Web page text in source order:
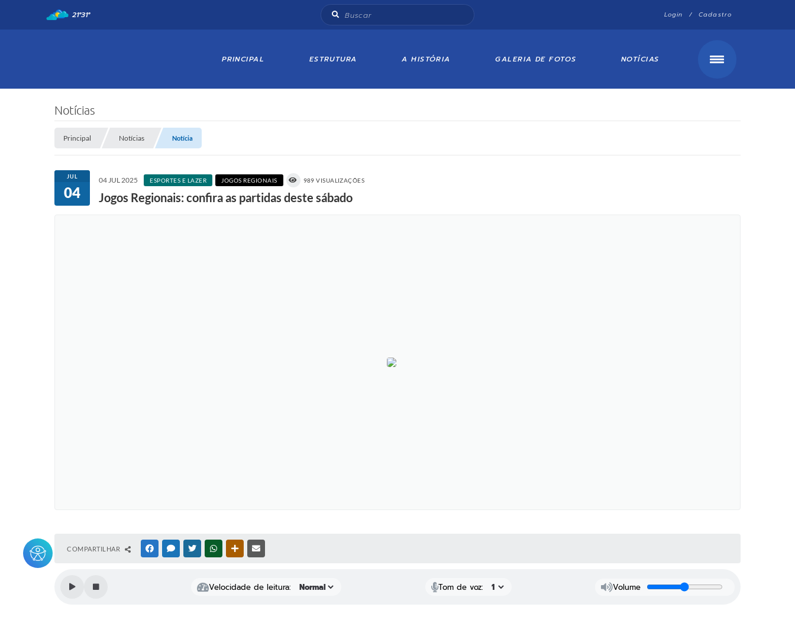
Login / Cadastro
21°31°
PRINCIPAL ESTRUTURA A HISTÓRIA GALERIA DE FOTOS NOTÍCIAS
Notícias
Principal Notícias Notícia
JUL
04
04 JUL 2025 ESPORTES E LAZER JOGOS REGIONAIS 989 VISUALIZAÇÕES
Jogos Regionais: confira as partidas deste sábado
COMPARTILHAR FACEBOOKMESSENGER
TWITTERWHATSAPPOUTRAS MÍDIAS
Velocidade de leitura: Tom de voz: Volume